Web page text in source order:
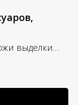
выделки